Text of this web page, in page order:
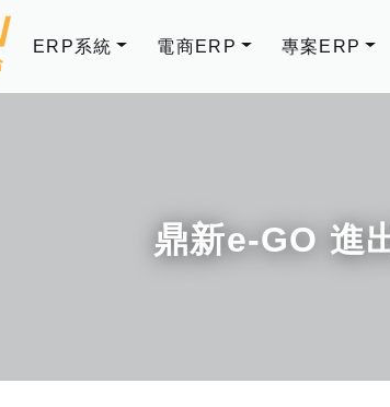
ERP系統 電商ERP 專案ERP
鼎新e-GO 進